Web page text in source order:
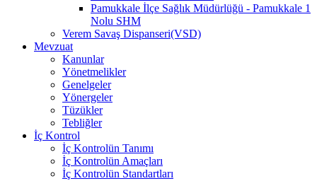
Pamukkale İlçe Sağlık Müdürlüğü - Pamukkale 1
Nolu SHM
Verem Savaş Dispanseri(VSD)
Mevzuat
Kanunlar
Yönetmelikler
Genelgeler
Yönergeler
Tüzükler
Tebliğler
İç Kontrol
İç Kontrolün Tanımı
İç Kontrolün Amaçları
İç Kontrolün Standartları